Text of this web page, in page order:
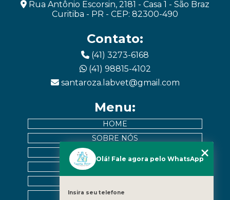
Rua Antônio Escorsin, 2181 - Casa 1 - São Braz
Curitiba - PR - CEP: 82300-490
Contato:
(41) 3273-6168
(41) 98815-4102
santaroza.labvet@gmail.com
Menu:
HOME
SOBRE NÓS
MURAL DE PACIENTES
CATEGORIAS
Olá! Fale agora pelo WhatsApp
Insira seu telefone